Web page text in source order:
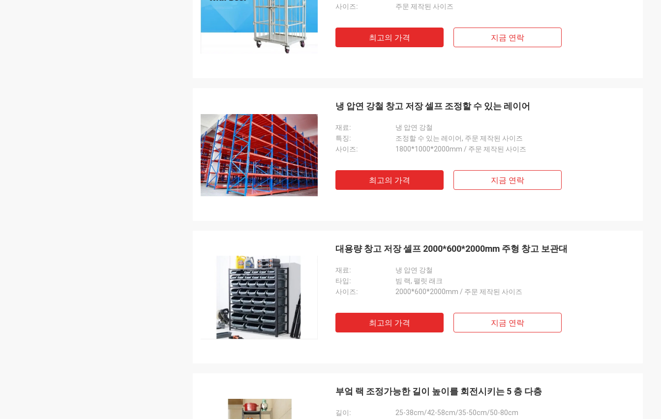
사이즈:
주문 제작된 사이즈
최고의 가격 지금 연락
냉 압연 강철 창고 저장 셀프 조정할 수 있는 레이어
재료:
냉 압연 강철
특징:
조정할 수 있는 레이어, 주문 제작된 사이즈
사이즈:
1800*1000*2000mm / 주문 제작된 사이즈
최고의 가격 지금 연락
대용량 창고 저장 셀프 2000*600*2000mm 주형 창고 보관대
재료:
냉 압연 강철
타입:
빔 랙, 팰릿 래크
사이즈:
2000*600*2000mm / 주문 제작된 사이즈
최고의 가격 지금 연락
부엌 랙 조정가능한 길이 높이를 회전시키는 5 층 다층
길이:
25-38cm/42-58cm/35-50cm/50-80cm